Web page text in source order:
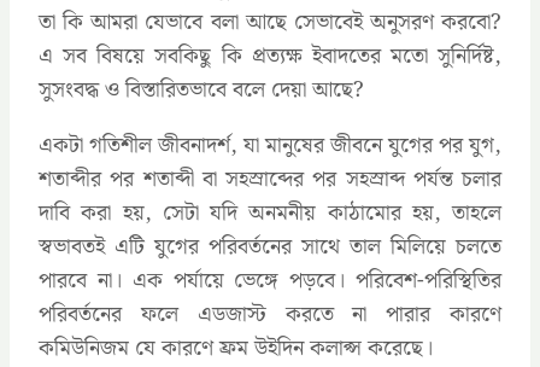
তা কি আমরা যেভাবে বলা আছে সেভাবেই অনুসরণ করবো?
এ সব বিষয়ে সবকিছু কি প্রত্যক্ষ ইবাদতের মতো সুনির্দিষ্ট,
সুসংবদ্ধ ও বিস্তারিতভাবে বলে দেয়া আছে?
একটা গতিশীল জীবনাদর্শ, যা মানুষের জীবনে যুগের পর যুগ,
শতাব্দীর পর শতাব্দী বা সহস্রাব্দের পর সহস্রাব্দ পর্যন্ত চলার
দাবি করা হয়, সেটা যদি অনমনীয় কাঠামোর হয়, তাহলে
স্বভাবতই এটি যুগের পরিবর্তনের সাথে তাল মিলিয়ে চলতে
পারবে না। এক পর্যায়ে ভেঙ্গে পড়বে। পরিবেশ-পরিস্থিতির
পরিবর্তনের ফলে এডজাস্ট করতে না পারার কারণে
কমিউনিজম যে কারণে ফ্রম উইদিন কলাপ্স করেছে।